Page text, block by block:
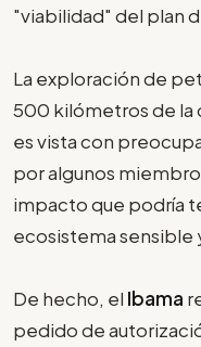
"viabilidad" del plan
La exploración de
500 kilómetros de la
es vista con
por algunos
impacto que podría
ecosistema sensible
De hecho, el Ibama
pedido de